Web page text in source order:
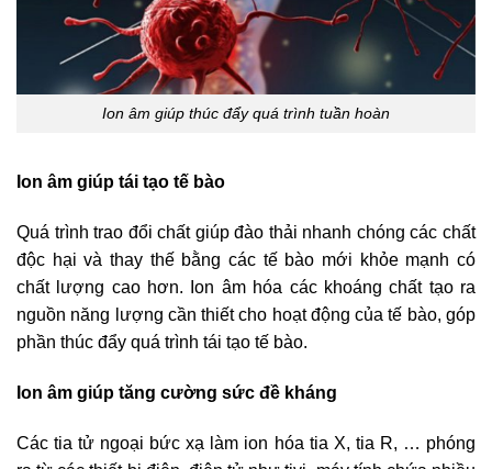
Ion âm giúp thúc đẩy quá trình tuần hoàn
Ion âm giúp tái tạo tế bào
Quá trình trao đổi chất giúp đào thải nhanh chóng các chất
độc hại và thay thế bằng các tế bào mới khỏe mạnh có
chất lượng cao hơn. Ion âm hóa các khoáng chất tạo ra
nguồn năng lượng cần thiết cho hoạt động của tế bào, góp
phần thúc đẩy quá trình tái tạo tế bào.
Ion âm giúp tăng cường sức đề kháng
Các tia tử ngoại bức xạ làm ion hóa tia X, tia R, … phóng